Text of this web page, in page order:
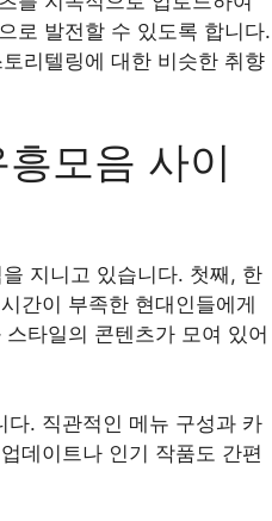
로 발전할 수 있도록 합니다.
리텔링에 대한 비슷한 취향
모음 사이
지니고 있습니다. 첫째, 한
간이 부족한 현대인들에게
타일의 콘텐츠가 모여 있어
다. 직관적인 메뉴 구성과 카
데이트나 인기 작품도 간편